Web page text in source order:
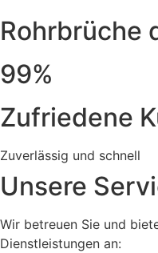
Rohrbrüche
99%
Zufriedene
Zuverlässig und schnell
Unsere
Wir betreuen Sie und
Dienstleistungen an: